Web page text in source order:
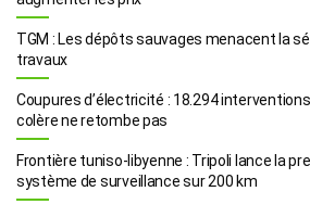
TGM : Les dépôts sauvages menacent la
travaux
Coupures d’électricité : 18.294
colère ne retombe pas
Frontière tuniso-libyenne : Tripoli lance la
système de surveillance sur 200 km